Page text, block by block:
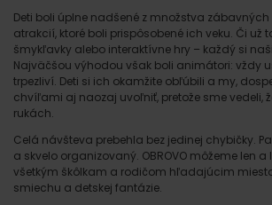
Deti boli úplne nadšené z množstva
atrakcií, ktoré boli prispôsobené ich veku. Či už
šmykľavky alebo interaktívne hry – každý si
Najväčšou výhodou však boli animátori: vždy
trpezliví. Deti si ich okamžite obľúbili a my,
chvíľami aj naozaj uvoľniť, pretože sme vedeli,
rukách.
Celá návšteva prebehla bez jedinej chybičky.
a skvelo organizovaný. OBROVO môžeme len
všetkým škôlkam a rodičom hľadajúcim
smiechu a detskej fantázie.